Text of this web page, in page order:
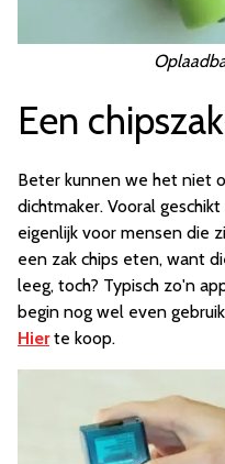
Een
Beter kunnen we het niet
dichtmaker. Vooral
eigenlijk voor mensen die
een zak chips eten, want
leeg, toch? Typisch zo'n
begin nog wel even
Hierte koop.